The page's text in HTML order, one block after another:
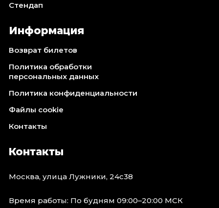
Стендап
Информация
Возврат билетов
Политика обработки
персональных данных
Политика конфиденциальности
Файлы cookie
Контакты
Контакты
Москва, улица Лужники, 24с38
Время работы: По будням 09:00–20:00 МСК